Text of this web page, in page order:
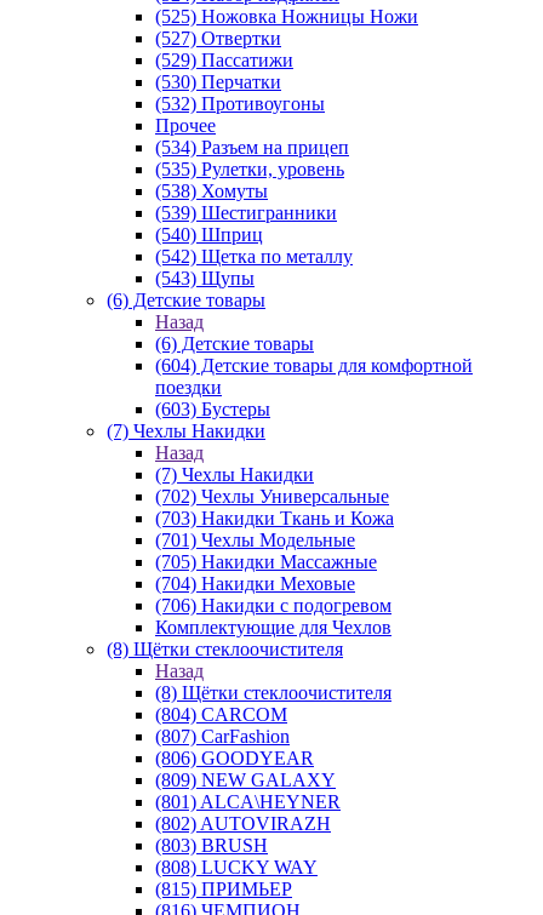
(525) Ножовка Ножницы Ножи
(527) Отвертки
(529) Пассатижи
(530) Перчатки
(532) Противоугоны
Прочее
(534) Разъем на прицеп
(535) Рулетки, уровень
(538) Хомуты
(539) Шестигранники
(540) Шприц
(542) Щетка по металлу
(543) Щупы
(6) Детские товары
Назад
(6) Детские товары
(604) Детские товары для комфортной
поездки
(603) Бустеры
(7) Чехлы Накидки
Назад
(7) Чехлы Накидки
(702) Чехлы Универсальные
(703) Накидки Ткань и Кожа
(701) Чехлы Модельные
(705) Накидки Массажные
(704) Накидки Меховые
(706) Накидки с подогревом
Комплектующие для Чехлов
(8) Щётки стеклоочистителя
Назад
(8) Щётки стеклоочистителя
(804) CARCOM
(807) CarFashion
(806) GOODYEAR
(809) NEW GALAXY
(801) ALCA\HEYNER
(802) AUTOVIRAZH
(803) BRUSH
(808) LUCKY WAY
(815) ПРИМЬЕР
(816) ЧЕМПИОН